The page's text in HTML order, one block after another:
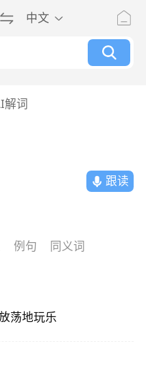
中文
解词
跟读
例句 同义词
荡地玩乐